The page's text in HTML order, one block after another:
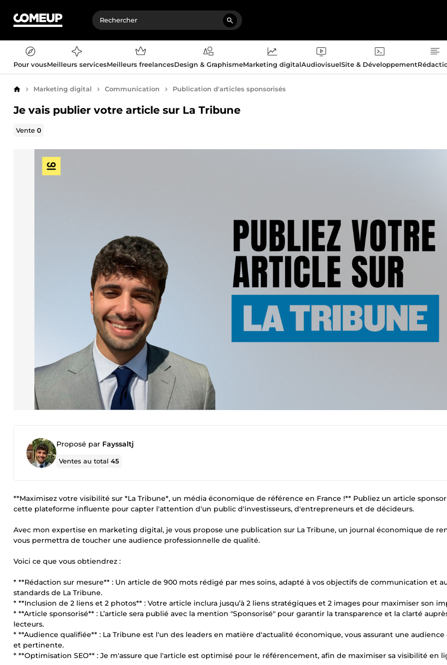
Pour vousMeilleurs servicesMeilleurs freelancesDesign & GraphismeMarketing digitalAudiovisuelSite & Développement
AccueilMarketing digital Communication Publication d'articles sponsorisés
Je vais publier votre article sur La Tribune
Vente0
Proposé par Fayssaltj
Ventes au total45
**Maximisez votre visibilité sur *La Tribune*, un média économique de référence en France !** Publiez un article
cette plateforme influente pour capter l'attention d'un public d'investisseurs, d'entrepreneurs et de décideurs.
Avec mon expertise en marketing digital, je vous propose une publication sur La Tribune, un journal économique de
vous permettra de toucher une audience professionnelle de qualité.
Voici ce que vous obtiendrez :
* **Rédaction sur mesure** : Un article de 900 mots rédigé par mes soins, adapté à vos objectifs de communication et
standards de La Tribune.
* **Inclusion de 2 liens et 2 photos** : Votre article inclura jusqu’à 2 liens stratégiques et 2 images pour maximiser son
* **Article sponsorisé** : L’article sera publié avec la mention "Sponsorisé" pour garantir la transparence et la clarté
lecteurs.
* **Audience qualifiée** : La Tribune est l'un des leaders en matière d'actualité économique, vous assurant une audience
et pertinente.
* **Optimisation SEO** : Je m'assure que l'article est optimisé pour le référencement, afin de maximiser sa visibilité en